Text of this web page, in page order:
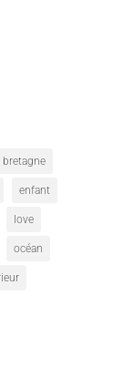
bretagne
enfant
love
océan